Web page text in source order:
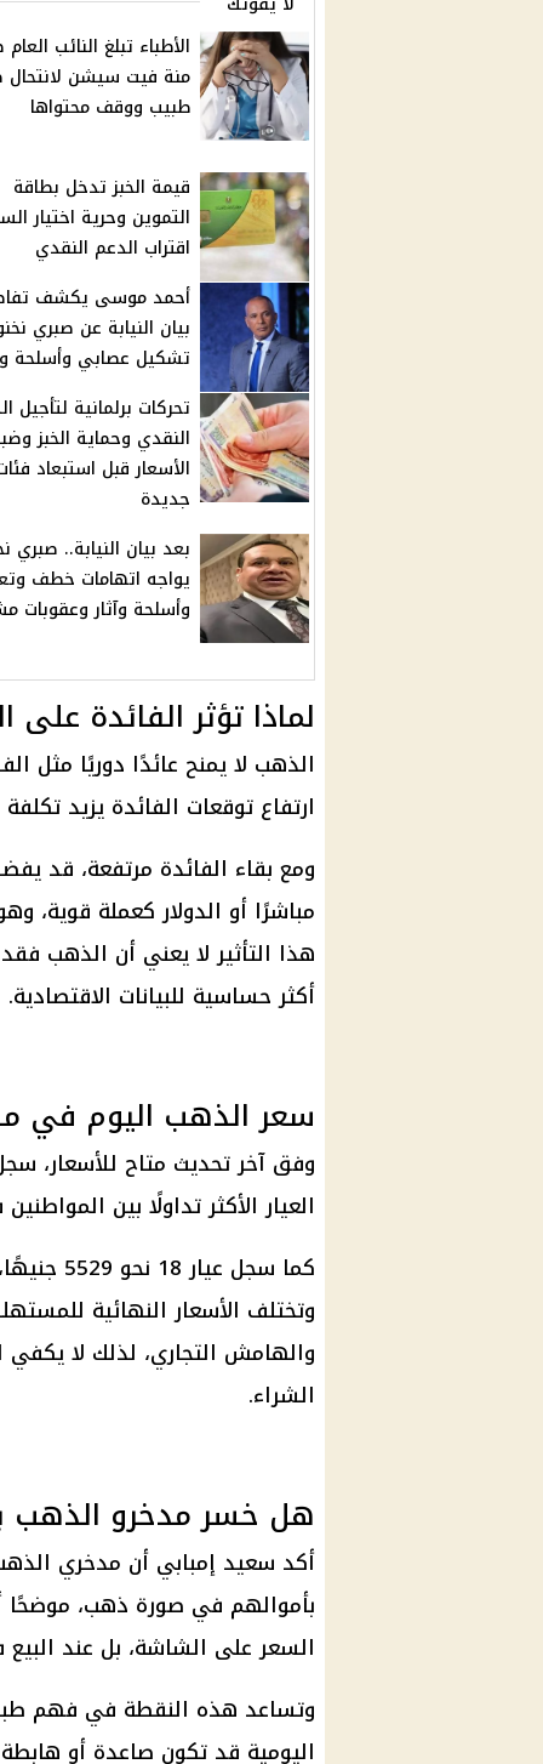
الأطباء تبلغ النائب
منة فيت سيشن
طبيب ووقف محتواها
قيمة الخبز تدخل بطاقة
التموين وحرية اختيار
اقتراب الدعم النقدي
أحمد موسى يكشف
بيان النيابة عن صبري
تشكيل عصابي وأسلحة
تحركات برلمانية لتأجيل
النقدي وحماية الخبز
الأسعار قبل استبعاد
جديدة
بعد بيان النيابة.. صبري
يواجه اتهامات خطف
وأسلحة وآثار وعقوبات
لماذا تؤثر الفائدة
الذهب لا يمنح عائدًا دوريًا مثل
ارتفاع توقعات الفائدة يزيد
ومع بقاء الفائدة مرتفعة، قد
مباشرًا أو الدولار كعملة قوية،
هذا التأثير لا يعني أن الذهب
أكثر حساسية للبيانات الاقتصادية.
سعر الذهب اليوم في
العيار الأكثر تداولًا بين المواطنين في
وتختلف الأسعار النهائية
والهامش التجاري، لذلك لا يكفي
الشراء.
هل خسر مدخرو الذهب
أكد سعيد إمبابي أن مدخري
بأموالهم في صورة ذهب، موضحًا
السعر على الشاشة، بل عند
وتساعد هذه النقطة في فهم
اليومية قد تكون صاعدة أو